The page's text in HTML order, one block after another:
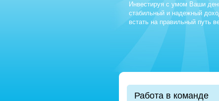
Инвестируя с умом Ваши
стабильный и надежный
встать на правильный путь
Работа в команде